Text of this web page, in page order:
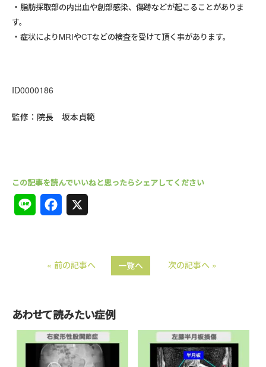
脂肪採取部の内出血や創部感染、傷跡などが起こることがありま
す。
症状によりMRIやCTなどの検査を受けて頂く事があります。
ID0000186
監修：院長 坂本貞範
e
o
o
k
« 前の記事へ 一覧へ 次の記事へ »
あわせて読みたい症例